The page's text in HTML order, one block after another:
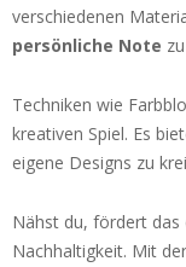
verschiedenen
persönliche Note
Techniken wie
kreativen Spiel. Es
eigene Designs zu
Nähst du, fördert
Nachhaltigkeit. Mit